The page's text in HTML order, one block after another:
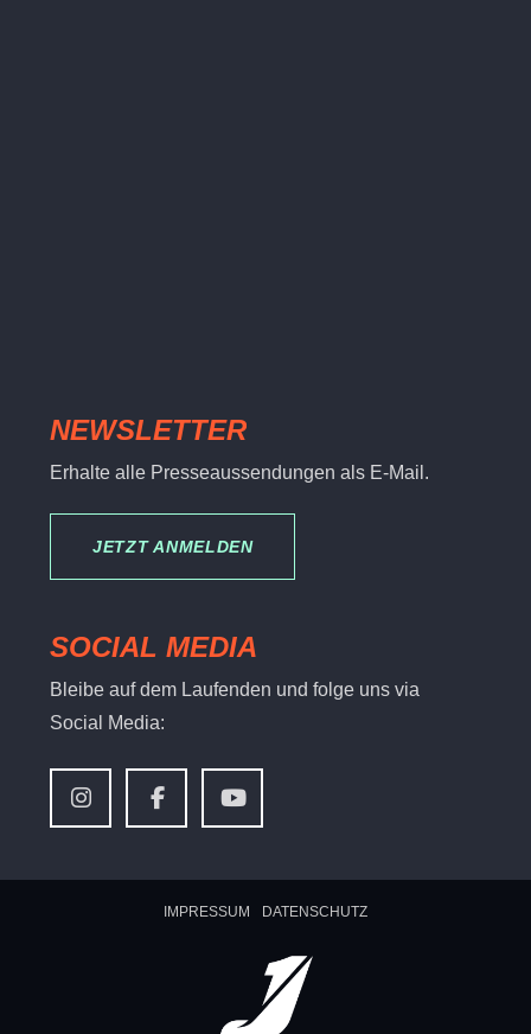
NEWSLETTER
Erhalte alle Presseaussendungen als E-Mail.
JETZT ANMELDEN
SOCIAL MEDIA
Bleibe auf dem Laufenden und folge uns via
Social Media:
IMPRESSUM DATENSCHUTZ